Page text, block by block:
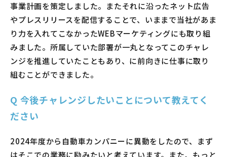
事業計画を策定しました。またそれに沿ったネット広告
やプレスリリースを配信することで、いままで当社があま
り力を入れてこなかったWEBマーケティングにも取り組
みました。所属していた部署が一丸となってこのチャレ
ンジを推進していたこともあり、に前向きに仕事に取り
組むことができました。
Q 今後チャレンジしたいことについて教えてく
ださい
2024年度から自動車カンパニーに異動をしたので、まず